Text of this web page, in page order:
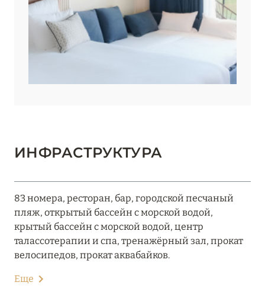
ИНФРАСТРУКТУРА
83 номера, ресторан, бар, городской песчаный
пляж, открытый бассейн с морской водой,
крытый бассейн с морской водой, центр
талассотерапии и спа, тренажёрный зал, прокат
велосипедов, прокат аквабайков.
Еще